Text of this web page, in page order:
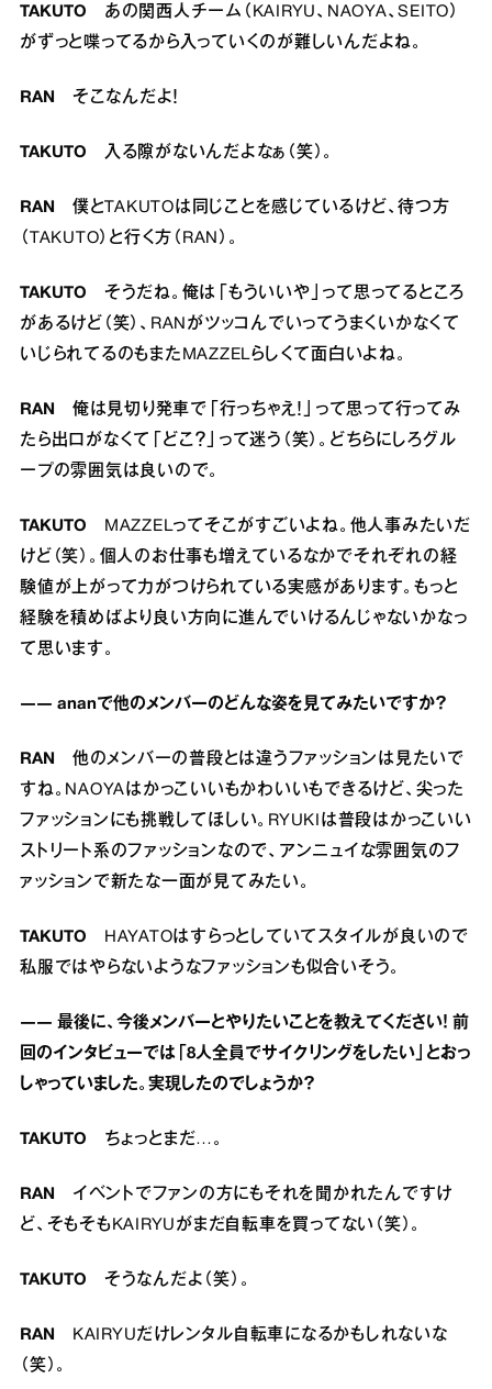
TAKUTO あの関西人チーム（KAIRYU、NAOYA、SEITO）
がずっと喋ってるから入っていくのが難しいんだよね。
RAN そこなんだよ！
TAKUTO 入る隙がないんだよなぁ（笑）。
RAN
僕とTAKUTOは同じことを感じているけど、待つ方
（TAKUTO）と行く方（RAN）。
TAKUTO そうだね。俺は「もういいや」って思ってるところ
があるけど（笑）、RANがツッコんでいってうまくいかなくて
いじられてるのもまたMAZZELらしくて面白いよね。
RAN
俺は見切り発車で「行っちゃえ！」って思って行ってみ
たら出口がなくて「どこ？」って迷う（笑）。どちらにしろグル
ープの雰囲気は良いので。
TAKUTO MAZZELってそこがすごいよね。他人事みたいだ
けど（笑）。個人のお仕事も増えているなかでそれぞれの経
験値が上がって力がつけられている実感があります。もっと
経験を積めばより良い方向に進んでいけるんじゃないかなっ
て思います。
―― ananで他のメンバーのどんな姿を見てみたいですか？
RAN
他のメンバーの普段とは違うファッションは見たいで
すね。NAOYAはかっこいいもかわいいもできるけど、尖った
ファッションにも挑戦してほしい。RYUKIは普段はかっこいい
ストリート系のファッションなので、アンニュイな雰囲気のフ
ァッションで新たな一面が見てみたい。
TAKUTO HAYATOはすらっとしていてスタイルが良いので
私服ではやらないようなファッションも似合いそう。
―― 最後に、今後メンバーとやりたいことを教えてください！ 前
回のインタビューでは「8人全員でサイクリングをしたい」とおっ
しゃっていました。実現したのでしょうか？
TAKUTO ちょっとまだ…。
RAN
イベントでファンの方にもそれを聞かれたんですけ
ど、そもそもKAIRYUがまだ自転車を買ってない（笑）。
TAKUTO そうなんだよ（笑）。
RAN
KAIRYUだけレンタル自転車になるかもしれないな
（笑）。